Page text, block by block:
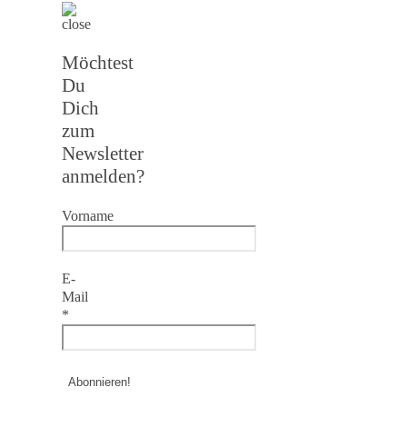
Möchtest
Du
Dich
zum
Newsletter
anmelden?
Vorname
E-
Mail
*